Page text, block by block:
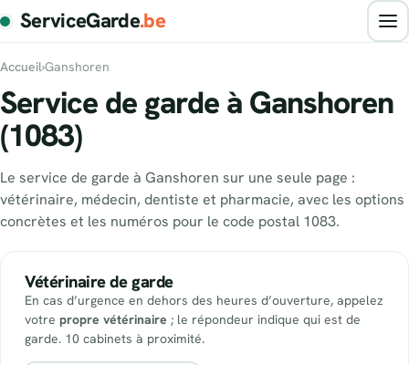
ServiceGarde.be
Accueil›Ganshoren
Service de garde à Ganshoren
(1083)
Le service de garde à Ganshoren sur une seule page :
vétérinaire, médecin, dentiste et pharmacie, avec les options
concrètes et les numéros pour le code postal 1083.
Vétérinaire de garde
En cas d’urgence en dehors des heures d’ouverture, appelez
votre propre vétérinaire ; le répondeur indique qui est de
garde. 10 cabinets à proximité.